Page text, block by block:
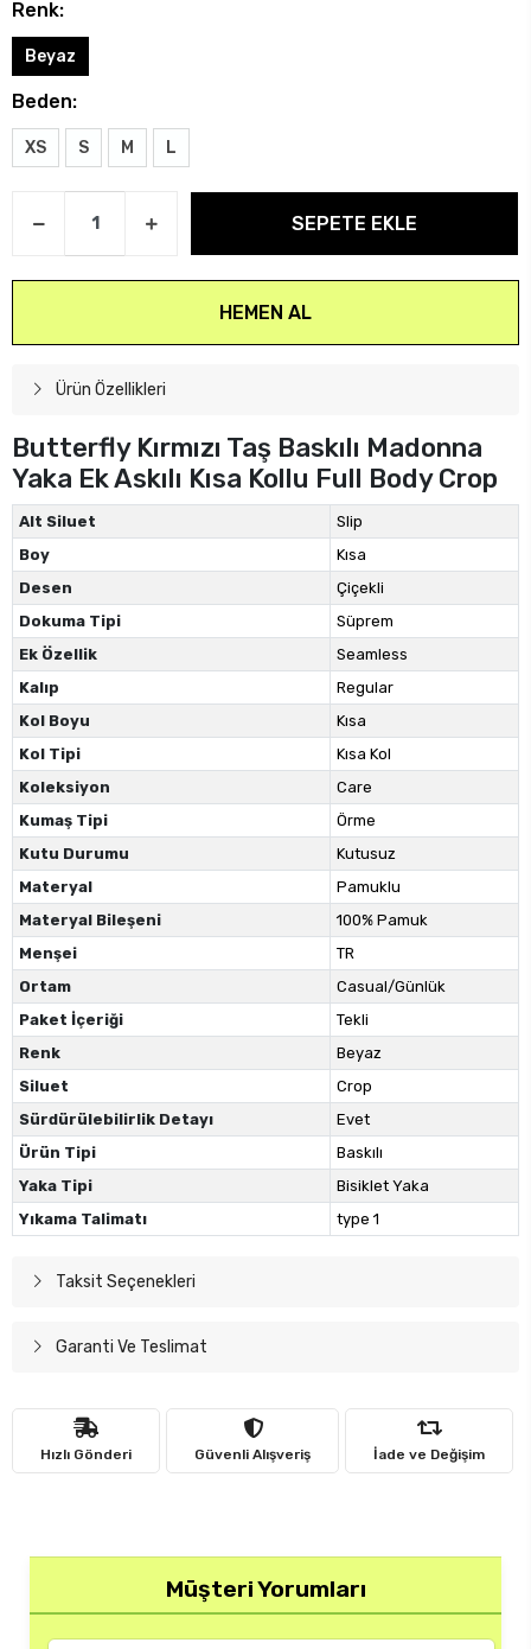
Renk:
Beyaz
Beden:
XS S M L
SEPETE EKLE
HEMEN AL
Ürün Özellikleri
Butterfly Kırmızı Taş Baskılı Madonna
Yaka Ek Askılı Kısa Kollu Full Body Crop
Alt Siluet
Slip
Boy
Kısa
Desen
Çiçekli
Dokuma Tipi
Süprem
Ek Özellik
Seamless
Kalıp
Regular
Kol Boyu
Kısa
Kol Tipi
Kısa Kol
Koleksiyon
Care
Kumaş Tipi
Örme
Kutu Durumu
Kutusuz
Materyal
Pamuklu
Materyal Bileşeni
100% Pamuk
Menşei
TR
Ortam
Casual/Günlük
Paket İçeriği
Tekli
Renk
Beyaz
Siluet
Crop
Sürdürülebilirlik Detayı
Evet
Ürün Tipi
Baskılı
Yaka Tipi
Bisiklet Yaka
Yıkama Talimatı
type 1
Taksit Seçenekleri
Garanti Ve Teslimat
Hızlı Gönderi Güvenli Alışveriş İade ve Değişim
Müşteri Yorumları